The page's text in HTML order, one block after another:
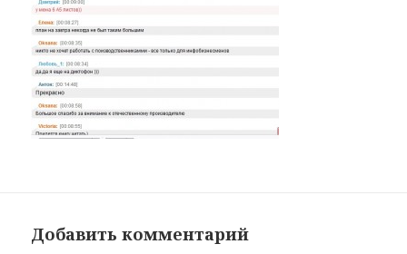
Добавить комментарий